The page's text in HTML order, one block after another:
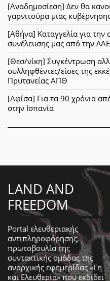
[Αναδημοσίεση] Δεν θα
γαρνιτούρα μιας
[Αθήνα] Καταγγελία για την
συνέλευσης μας από την
[Θεσ/νίκη] Συγκέντρωση
συλληφθέντες/είσες της
Πρυτανείας ΑΠΘ
[Αφίσα] Για τα 90 χρόνια
στην Ισπανία
LAND AND
FREEDOM
Portal ελευθεριακής
αντιπληροφόρησης,
πρωτοβουλία της
συντακτικής ομάδας της
αναρχικής εφημερίδας «Γη
και Ελευθερία» που εκδίδει